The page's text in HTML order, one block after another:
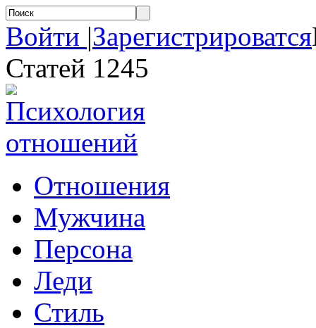
Войти |Зарегистрироватся
Статей 1245
Отношения
Мужчина
Персона
Леди
Стиль